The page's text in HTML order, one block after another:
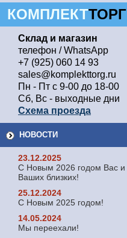
КОМПЛЕКТТОРГ
Склад и магазин
телефон / WhatsApp
+7 (925) 060 14 93
sales@komplekttorg.ru
Пн - Пт с 9-00 до 18-00
Сб, Вс - выходные дни
Схема проезда
НОВОСТИ
23.12.2025
С Новым 2026 годом Вас и
Ваших близких!
25.12.2024
С Новым 2025 годом!
14.05.2024
Мы переехали!